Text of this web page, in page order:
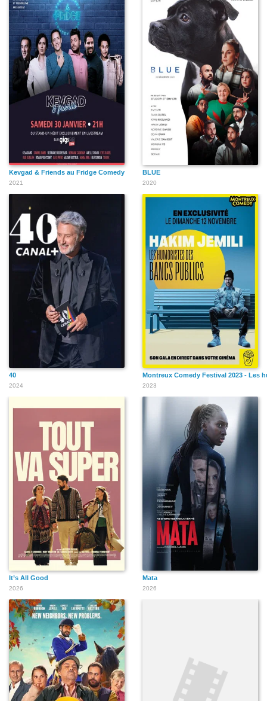
Kevgad & Friends au Fridge Comedy
2021
BLUE
2020
40
2024
Montreux Comedy Festival 2023 - Les
2023
It’s All Good
2026
Mata
2026